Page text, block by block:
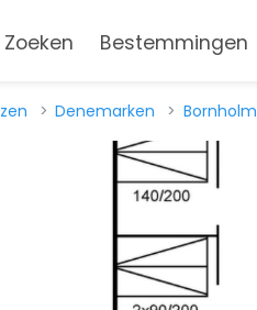
Zoeken Bestemmingen
Denemarken Bornholm